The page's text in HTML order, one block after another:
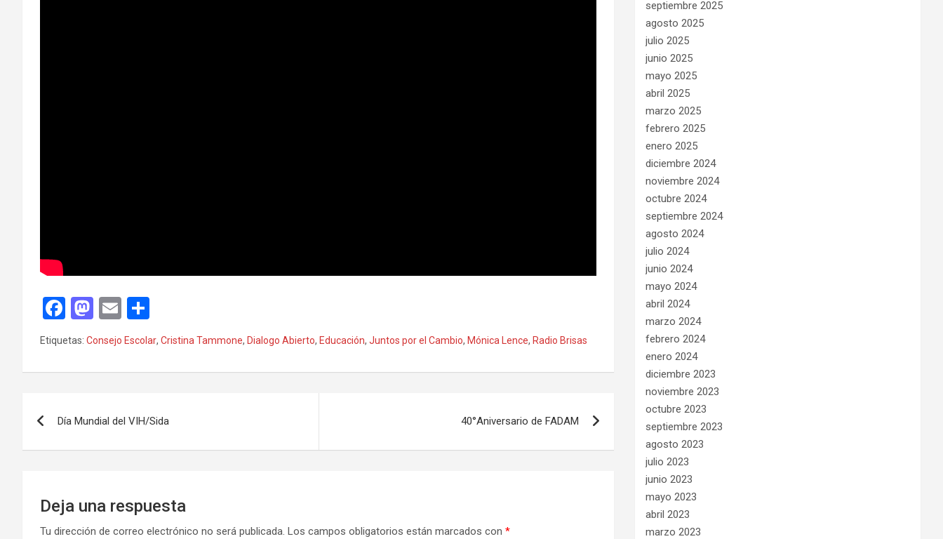
F
a
ce
b
o
k
M
st
o
o
n
E
m
ail m
p
tir
Etiquetas: Consejo Escolar, Cristina Tammone, Dialogo Abierto, Educación, Juntos por el Cambio, Mónica Lence, Radio Brisas
de
Día Mundial del VIH/Sida 40°Aniversario de FADAM
Deja una respuesta
Tu dirección de correo electrónico no será publicada. Los campos obligatorios están marcados con *
septiembre 2025
agosto 2025
julio 2025
junio 2025
mayo 2025
abril 2025
marzo 2025
febrero 2025
enero 2025
diciembre 2024
noviembre 2024
octubre 2024
septiembre 2024
agosto 2024
julio 2024
junio 2024
mayo 2024
abril 2024
marzo 2024
febrero 2024
enero 2024
diciembre 2023
noviembre 2023
octubre 2023
septiembre 2023
agosto 2023
julio 2023
junio 2023
mayo 2023
abril 2023
marzo 2023